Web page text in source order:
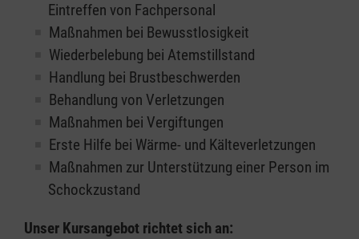
Eintreffen von Fachpersonal
Maßnahmen bei Bewusstlosigkeit
Wiederbelebung bei Atemstillstand
Handlung bei Brustbeschwerden
Behandlung von Verletzungen
Maßnahmen bei Vergiftungen
Erste Hilfe bei Wärme- und Kälteverletzungen
Maßnahmen zur Unterstützung einer Person im
Schockzustand
Unser Kursangebot richtet sich an: